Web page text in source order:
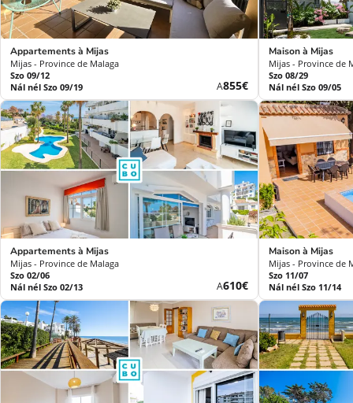
Appartements à Mijas
Mijas - Province de Malaga
Szo 09/12
Nál nél Szo 09/19
AÚj
ár
855€
Maison à Mijas
Mijas - Province de
Szo 08/29
Nál nél Szo 09/05
Appartements à Mijas
Mijas - Province de Malaga
Szo 02/06
Nál nél Szo 02/13
AÚj
ár
610€
Maison à Mijas
Mijas - Province de
Szo 11/07
Nál nél Szo 11/14